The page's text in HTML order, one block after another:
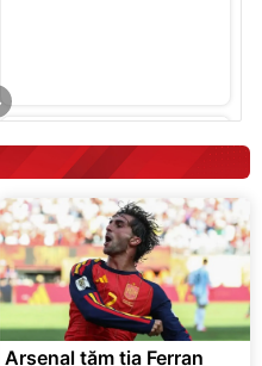
D2-001 - Thông Minh
3.000.000
2.200.000 đ
Flash Sale
Arsenal tăm tia Ferran